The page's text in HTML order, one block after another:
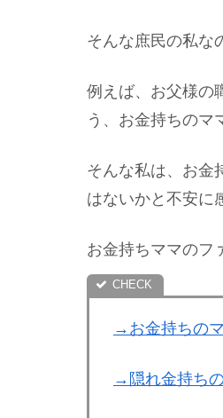
そんな庶民の私な
例えば、お父様の
う、お金持ちのマ
そんな私は、お金
はないかと不安に
お金持ちママのフ
→お金持ちの
→隠れ金持ち